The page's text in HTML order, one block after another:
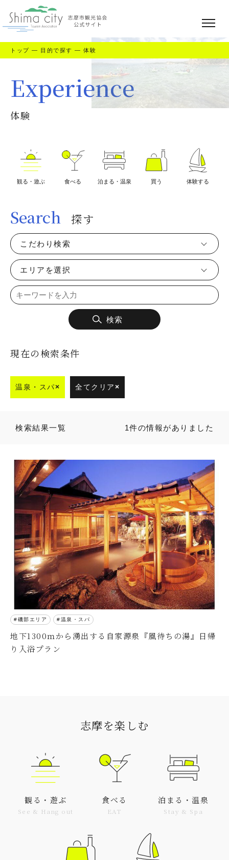
トップ — 目的で探す — 体験
Experience
体験
観る・遊ぶ 食べる 泊まる・温泉 買う 体験する
Search 探す
こだわり検索
エリアを選択
検索
現在の検索条件
温泉・スパ× 全てクリア×
検索結果一覧 1件の情報がありました
磯部エリア 温泉・スパ
地下1300ｍから湧出する自家源泉『風待ちの湯』日帰
り入浴プラン
志摩を楽しむ
観る・遊ぶ
See & Hang out
食べる
EAT
泊まる・温泉
Stay & Spa